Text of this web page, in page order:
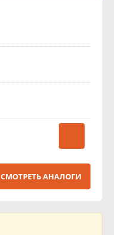
СМОТРЕТЬ АНАЛОГИ